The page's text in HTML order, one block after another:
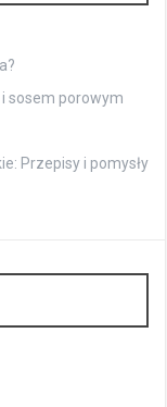
sosem porowym
Przepisy i pomysły